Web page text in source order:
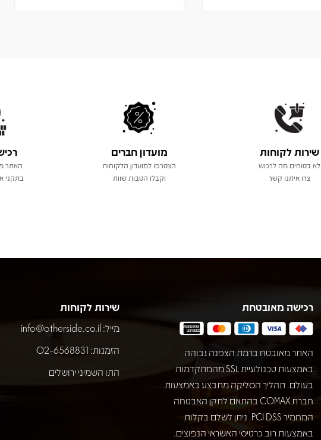
שירות לקוחות
לא בטוחים מה לרכוש
צרו איתנו קשר
מועדון חברים
הצטרפו למועדון הלקוחות
וקבלו הטבות שוות
האתר
בתקני
רכישה מאובטחת
האתר מאובטח ברמת הצפנה גבוהה
באמצעות טכנולוגיית SSL מהמתקדמות
בעולם. תהליך הסליקה מתבצע באמצעות
חברת COMAX בהתאם לתקן האבטחה
המחמיר PCI DSS. ניתן לשלם בקלות
באמצעות רוב כרטיסי האשראי הנפוצים.
שירות לקוחות
מייל: info@otherside.co.il
הזמנות: 02-6568831
התו השמיני ירושלים